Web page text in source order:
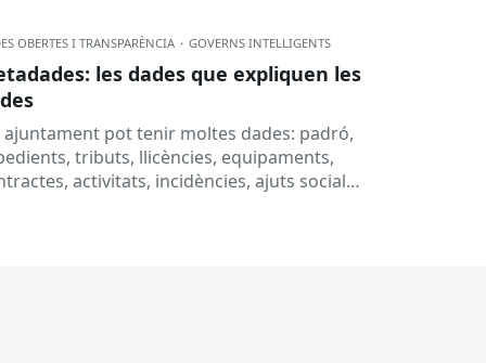
OBERTES I TRANSPARÈNCIA · GOVERNS INTEL·LIGENTS
les dades que expliquen les
ajuntament pot tenir moltes dades: padró,
tributs, llicències, equipaments,
activitats, incidències, ajuts socials,